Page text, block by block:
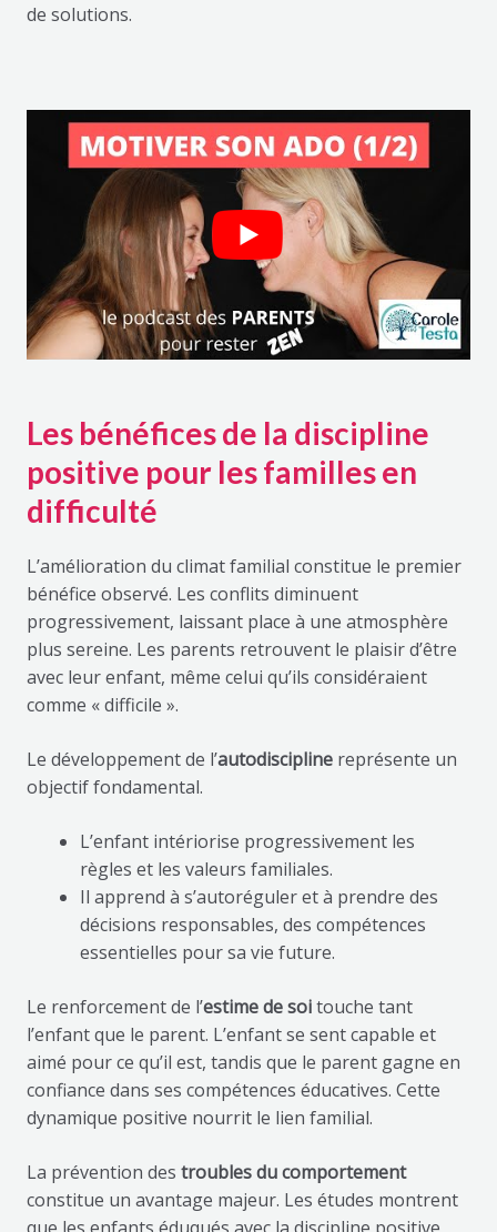
de solutions.
Les bénéfices de la discipline
positive pour les familles en
difficulté
L’amélioration du climat familial constitue le premier
bénéfice observé. Les conflits diminuent
progressivement, laissant place à une atmosphère
plus sereine. Les parents retrouvent le plaisir d’être
avec leur enfant, même celui qu’ils considéraient
comme « difficile ».
Le développement de l’autodisciplinereprésente un
objectif fondamental.
L’enfant intériorise progressivement les
règles et les valeurs familiales.
Il apprend à s’autoréguler et à prendre des
décisions responsables, des compétences
essentielles pour sa vie future.
Le renforcement de l’estime de soitouche tant
l’enfant que le parent. L’enfant se sent capable et
aimé pour ce qu’il est, tandis que le parent gagne en
confiance dans ses compétences éducatives. Cette
dynamique positive nourrit le lien familial.
La prévention des troubles du comportement
constitue un avantage majeur. Les études montrent